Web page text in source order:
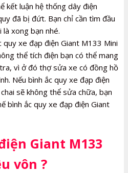
kết luận hệ thống dây điện
đã bị đứt. Bạn chỉ cần tìm đầu
xong bạn nhé.
quy xe đạp điện Giant M133 Mini
thể tích điện bạn có thể mang
vì ở đó thợ sửa xe có đồng hồ
Nếu bình ắc quy xe đạp điện
sẽ không thể sửa chữa, bạn
bình ắc quy xe đạp điện Giant
Giant M133
vôn ?